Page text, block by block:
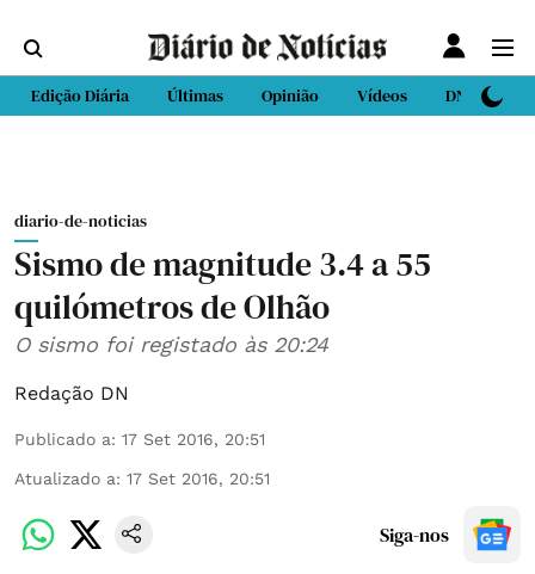
Edição Diária Últimas Opinião Vídeos DN Sport
diario-de-noticias
Sismo de magnitude 3.4 a 55
quilómetros de Olhão
O sismo foi registado às 20:24
Redação DN
Publicado a: 17 Set 2016, 20:51
Atualizado a: 17 Set 2016, 20:51
Siga-nos